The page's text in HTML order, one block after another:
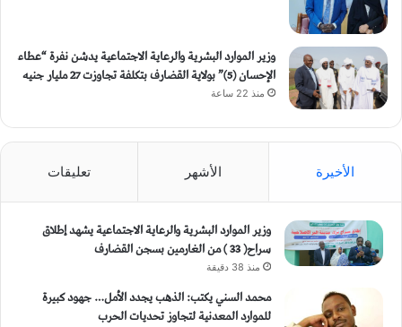
وزير الموارد البشرية والرعاية الاجتماعية يدشن نفرة “عطاء
الإحسان (5)” بولاية القضارف بتكلفة تجاوزت 27 مليار جنيه
منذ 22 ساعة
الأخيرة الأشهر تعليقات
وزير الموارد البشرية والرعاية الاجتماعية يشهد إطلاق
سراح( 33 ) من الغارمين بسجن القضارف
منذ 38 دقيقة
محمد السني يكتب: الذهب يجدد الأمل… جهود كبيرة
للموارد المعدنية لتجاوز تحديات الحرب